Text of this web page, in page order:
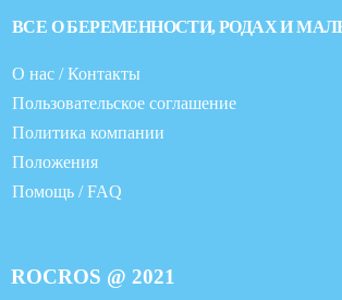
ВСЕ О БЕРЕМЕННОСТИ, РОДАХ И
О нас / Контакты
Пользовательское соглашение
Политика компании
Положения
Помощь / FAQ
ROCROS @ 2021